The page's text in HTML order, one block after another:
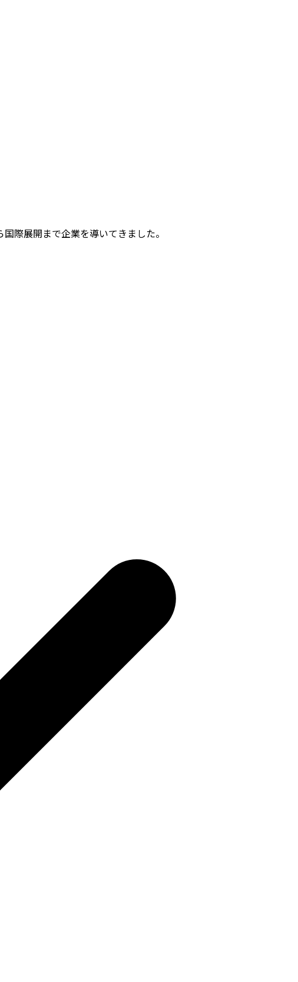
際展開まで企業を導いてきました。